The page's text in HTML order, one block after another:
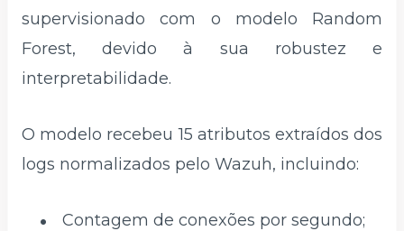
supervisionado com o modelo Random
Forest, devido à sua robustez e
interpretabilidade.
O modelo recebeu 15 atributos extraídos dos
logs normalizados pelo Wazuh, incluindo:
Contagem de conexões por segundo;